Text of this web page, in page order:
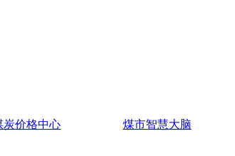
炭价格中心 煤市智慧大脑